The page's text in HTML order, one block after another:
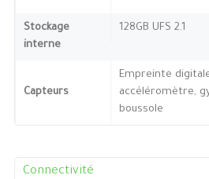
Stockage
interne
128GB UFS 2.1
Capteurs
Empreinte
accéléromètre,
boussole
Connectivité